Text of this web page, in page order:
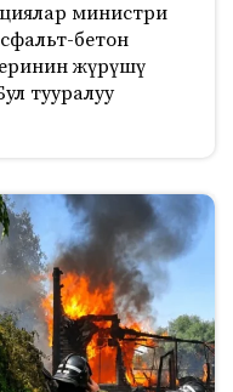
министри
бетон
жүрүшү
тууралуу